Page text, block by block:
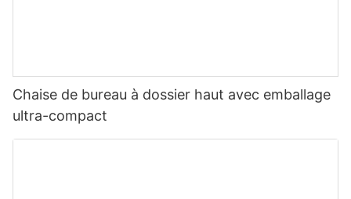
Chaise de bureau à dossier haut avec emballage
ultra-compact